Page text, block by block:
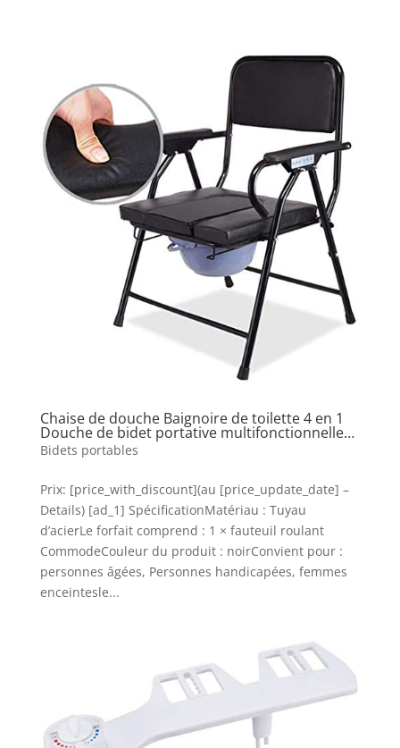
Chaise de douche Baignoire de toilette 4 en 1
Douche de bidet portative multifonctionnelle…
Bidets portables
Prix: [price_with_discount](au [price_update_date] –
Details) [ad_1] SpécificationMatériau : Tuyau
d’acierLe forfait comprend : 1 × fauteuil roulant
CommodeCouleur du produit : noirConvient pour :
personnes âgées, Personnes handicapées, femmes
enceintesle...